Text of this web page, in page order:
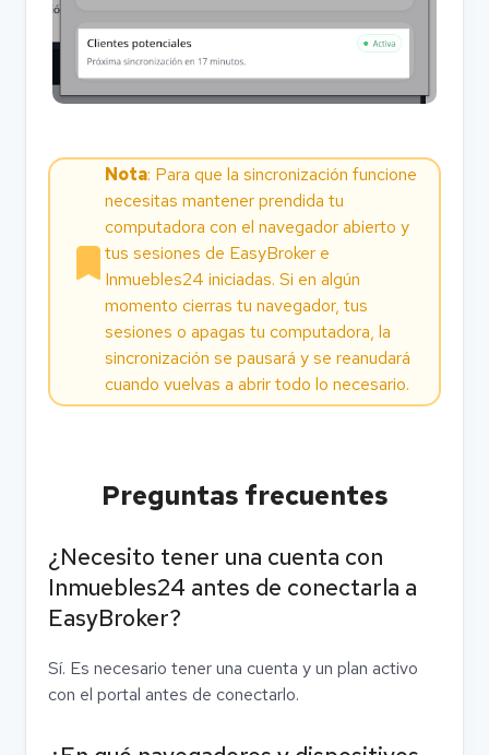
Nota: Para que la sincronización funcione
necesitas mantener prendida tu
computadora con el navegador abierto y
tus sesiones de EasyBroker e
Inmuebles24 iniciadas. Si en algún
momento cierras tu navegador, tus
sesiones o apagas tu computadora, la
sincronización se pausará y se reanudará
cuando vuelvas a abrir todo lo necesario.
Preguntas frecuentes
¿Necesito tener una cuenta con
Inmuebles24 antes de conectarla a
EasyBroker?
Sí. Es necesario tener una cuenta y un plan activo
con el portal antes de conectarlo.